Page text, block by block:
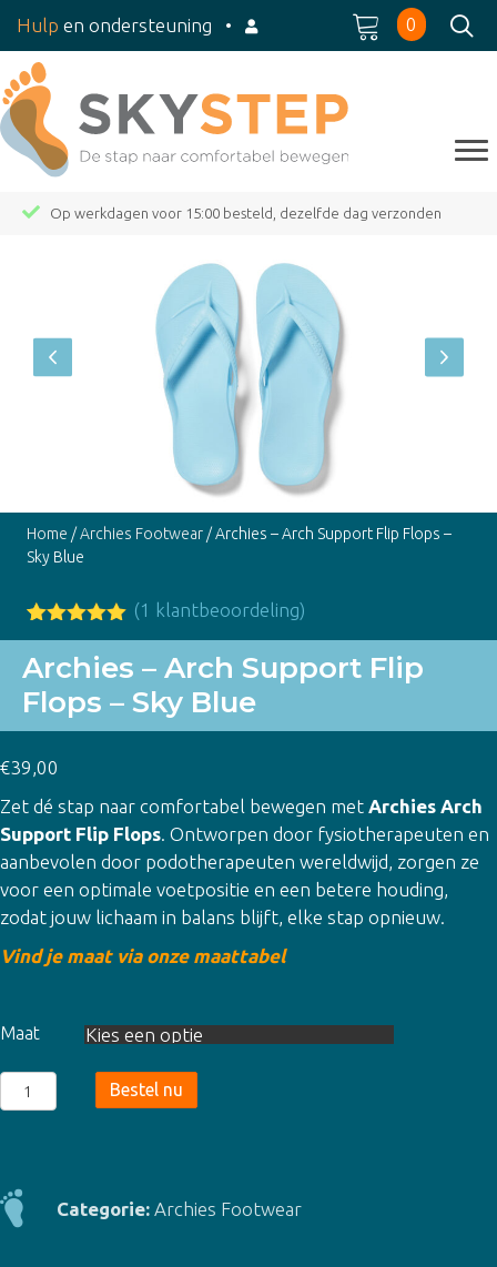
Hulp en ondersteuning • 0
Op werkdagen voor 15:00 besteld, dezelfde dag verzonden
Home /Archies Footwear / Archies – Arch Support Flip Flops –
Sky Blue
Gewaardeer
d
5.00
op
5
gebaseerd
op
1
klant
waardering
(1 klantbeoordeling)
Archies – Arch Support Flip
Flops – Sky Blue
€39,00
Zet dé stap naar comfortabel bewegen met Archies Arch
Support Flip Flops. Ontworpen door fysiotherapeuten en
aanbevolen door podotherapeuten wereldwijd, zorgen ze
voor een optimale voetpositie en een betere houding,
zodat jouw lichaam in balans blijft, elke stap opnieuw.
Vind je maat via onze maattabel
Maat
Archies
-
Flip
Flops
Bestel nu
Categorie: Archies Footwear